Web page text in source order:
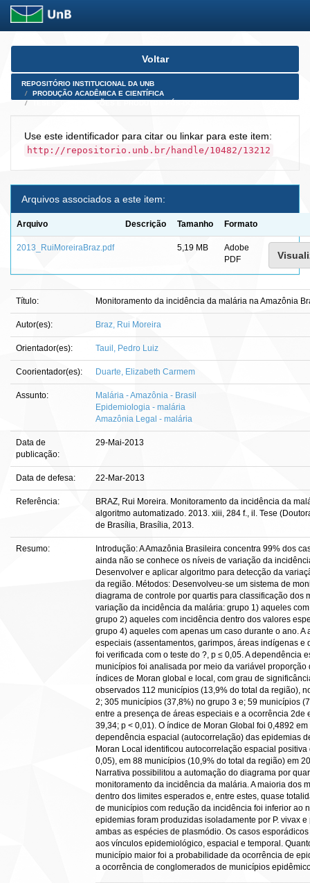
Skip
Voltar
REPOSITÓRIO INSTITUCIONAL DA UNB
PRODUÇÃO ACADÊMICA E CIENTÍFICA
Use este identificador para citar ou linkar para este item:
http://repositorio.unb.br/handle/10482/13212
Arquivos associados a este item:
Arquivo Descrição Tamanho Formato
2013_RuiMoreiraBraz.pdf 5,19 MB
Adobe
PDF
Título: Monitoramento da incidência da malária na Amazônia
Autor(es): Braz, Rui Moreira
Orientador(es): Tauil, Pedro Luiz
Coorientador(es): Duarte, Elizabeth Carmem
Assunto:
Malária - Amazônia - Brasil
Epidemiologia - malária
Amazônia Legal - malária
Data de
publicação:
29-Mai-2013
Data de defesa: 22-Mar-2013
Referência:
BRAZ, Rui Moreira. Monitoramento da incidência da
algoritmo automatizado. 2013. xiii, 284 f., il. Tese
de Brasília, Brasília, 2013.
Resumo:
Introdução: A Amazônia Brasileira concentra 99% dos
ainda não se conhece os níveis de variação da
Desenvolver e aplicar algoritmo para detecção da
da região. Métodos: Desenvolveu-se um sistema de
diagrama de controle por quartis para classificação dos
variação da incidência da malária: grupo 1) aqueles
grupo 2) aqueles com incidência dentro dos valores
grupo 4) aqueles com apenas um caso durante o ano.
especiais (assentamentos, garimpos, áreas indígenas
foi verificada com o teste do ?, p ≤ 0,05. A dependência
municípios foi analisada por meio da variável
índices de Moran global e local, com grau de
observados 112 municípios (13,9% do total da região),
2; 305 municípios (37,8%) no grupo 3 e; 59 municípios
entre a presença de áreas especiais e a ocorrência
39,34; p < 0,01). O índice de Moran Global foi 0,4892
dependência espacial (autocorrelação) das epidemias
Moran Local identificou autocorrelação espacial
0,05), em 88 municípios (10,9% do total da região) em
Narrativa possibilitou a automação do diagrama por
monitoramento da incidência da malária. A maioria dos
dentro dos limites esperados e, entre estes, quase
de municípios com redução da incidência foi inferior ao
epidemias foram produzidas isoladamente por P. vivax
ambas as espécies de plasmódio. Os casos
aos vínculos epidemiológico, espacial e temporal.
município maior foi a probabilidade da ocorrência de
a ocorrência de conglomerados de municípios